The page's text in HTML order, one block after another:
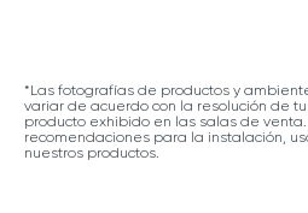
*Las fotografías de productos y
variar de acuerdo con la resolución de
producto exhibido en las salas de
recomendaciones para la instalación,
nuestros productos.